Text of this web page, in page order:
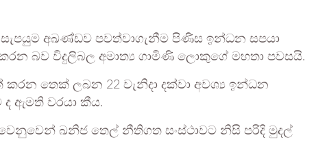
අඛණ්ඩව පවත්වාගැනීම පිණිස ඉන්ධන සපයා
කරන බව විදුලිබල අමාත්‍ය ගාමිණි ලොකුගේ මහතා පවසයි.
තෙක් ලබන 22 වැනිදා දක්වා අවශ්‍ය ඉන්ධන
ඇමති වරයා කීය.
ඛනිජ තෙල් නීතිගත සංස්ථාවට නිසි පරිදි මුදල්